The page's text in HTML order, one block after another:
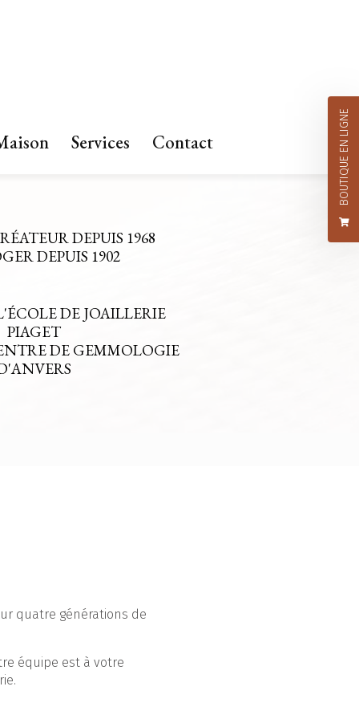
BOUTIQUE EN LIGNE
Services Contact
DEPUIS 1968
DEPUIS 1902
DE JOAILLERIE
PIAGET
DE GEMMOLOGIE
quatre générations de
équipe est à votre